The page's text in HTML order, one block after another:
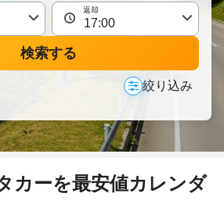
返却
検索する
絞り込み
カーを最安値カレンダ